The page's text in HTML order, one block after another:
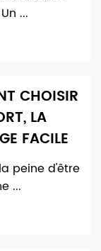
...
CHOISIR
LA
FACILE
peine d'être
...